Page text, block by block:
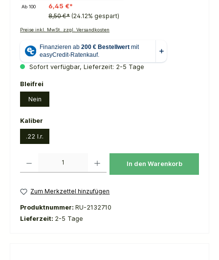
Ab100
6,45 €*
8,50 €* (24.12% gespart)
Preise inkl. MwSt. zzgl. Versandkosten
Sofort verfügbar, Lieferzeit: 2-5 Tage
Bleifrei
Nein
Kaliber
.22 l.r.
In den Warenkorb
Zum Merkzettel hinzufügen
Produktnummer: RU-2132710
Lieferzeit: 2-5 Tage